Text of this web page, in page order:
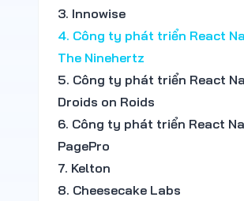
3. Innowise
4. Công ty phát triển React
The Ninehertz
5. Công ty phát triển React
Droids on Roids
6. Công ty phát triển React
PagePro
7. Kelton
8. Cheesecake Labs